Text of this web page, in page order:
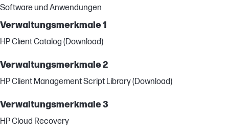
Software und Anwendungen
Verwaltungsmerkmale 1
HP Client Catalog (Download)
Verwaltungsmerkmale 2
HP Client Management Script Library (Download)
Verwaltungsmerkmale 3
HP Cloud Recovery